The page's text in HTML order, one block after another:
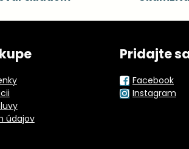
údajov
Pridajte
Facebook
Instagram